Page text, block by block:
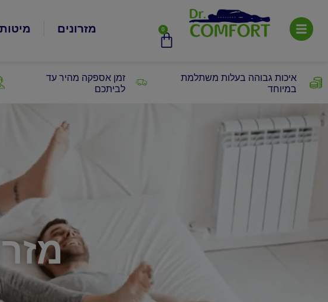
0 מזרונים
איכות גבוהה בעלות משתלמת
במיוחד
זמן אספקה מהיר עד
לביתכם